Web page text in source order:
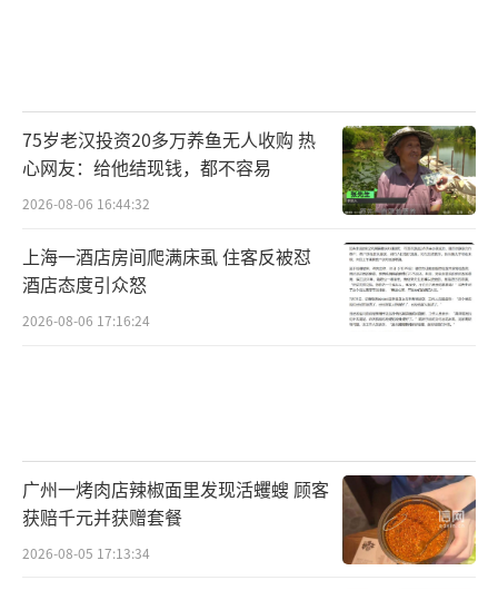
75岁老汉投资20多万养鱼无人收购 热
心网友：给他结现钱，都不容易
2026-08-06 16:44:32
上海一酒店房间爬满床虱 住客反被怼
酒店态度引众怒
2026-08-06 17:16:24
广州一烤肉店辣椒面里发现活蠼螋 顾客
获赔千元并获赠套餐
2026-08-05 17:13:34